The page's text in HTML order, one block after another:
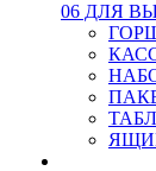
06 ДЛЯ